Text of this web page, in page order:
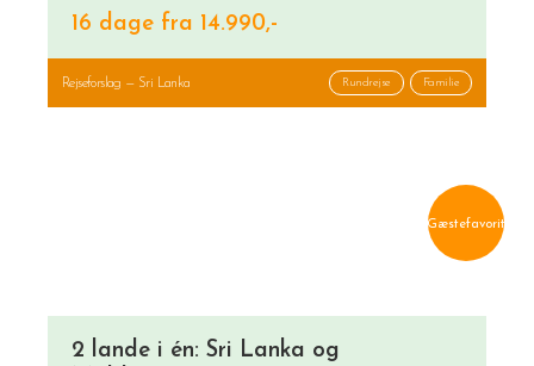
16 dage fra 14.990,-
Rejseforslag — Sri Lanka Rundrejse Familie
Gæstefavorit
2 lande i én: Sri Lanka og